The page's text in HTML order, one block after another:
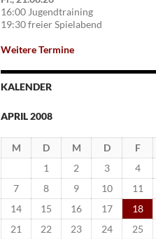
16:00 Jugendtraining
19:30 freier Spielabend
Weitere Termine
KALENDER
APRIL 2008
M D M D F
1
2 3 4
7
8 9 10 11
14
15 16 17 18
21
22 23 24 25